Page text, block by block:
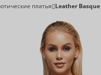
платья Leather Basque